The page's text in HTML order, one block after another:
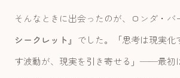
そんなときに出会ったのが、ロンダ・バ
シークレット 』でした。「思考は現実化
す波動が、現実を引き寄せる」——最初